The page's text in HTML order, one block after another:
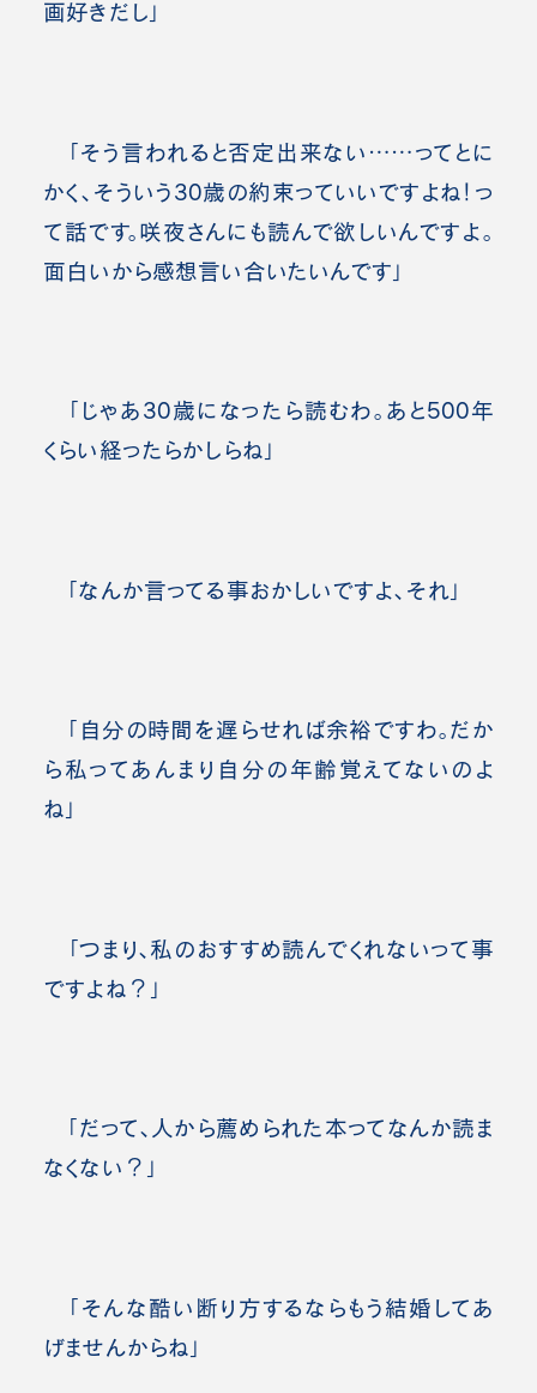
画好きだし」
「そう言われると否定出来ない……ってとに
かく、そういう30歳の約束っていいですよね！っ
て話です。咲夜さんにも読んで欲しいんですよ。
面白いから感想言い合いたいんです」
「じゃあ30歳になったら読むわ。あと500年
くらい経ったらかしらね」
「なんか言ってる事おかしいですよ、それ」
「自分の時間を遅らせれば余裕ですわ。だか
ら私ってあんまり自分の年齢覚えてないのよ
ね」
「つまり、私のおすすめ読んでくれないって事
ですよね？」
「だって、人から薦められた本ってなんか読ま
なくない？」
「そんな酷い断り方するならもう結婚してあ
げませんからね」